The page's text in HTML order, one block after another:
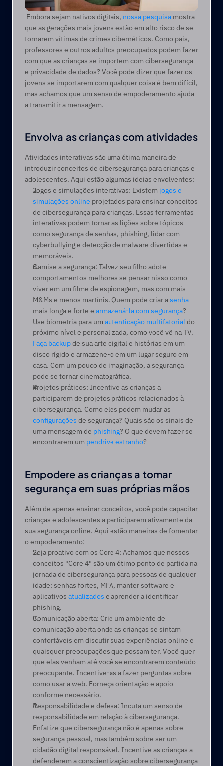
Embora sejam nativos digitais, nossa pesquisa mostra
que as gerações mais jovens estão em alto risco de se
tornarem vítimas de crimes cibernéticos. Como pais,
professores e outros adultos preocupados podem fazer
com que as crianças se importem com cibersegurança
e privacidade de dados? Você pode dizer que fazer os
jovens se importarem com qualquer coisa é bem difícil,
mas achamos que um senso de empoderamento ajuda
a transmitir a mensagem.
Envolva as crianças com atividades
Atividades interativas são uma ótima maneira de
introduzir conceitos de cibersegurança para crianças e
adolescentes. Aqui estão algumas ideias envolventes:
Jogos e simulações interativas: Existem jogos e
simulações online projetados para ensinar conceitos
de cibersegurança para crianças. Essas ferramentas
interativas podem tornar as lições sobre tópicos
como segurança de senhas, phishing, lidar com
cyberbullying e detecção de malware divertidas e
memoráveis.
Gamise a segurança: Talvez seu filho adote
comportamentos melhores se pensar nisso como
viver em um filme de espionagem, mas com mais
M&Ms e menos martínis. Quem pode criar a senha
mais longa e forte e armazená-la com segurança?
Use biometria para um autenticação multifatorial do
Faça backup de sua arte digital e histórias em um
disco rígido e armazene-o em um lugar seguro em
casa. Com um pouco de imaginação, a segurança
pode se tornar cinematográfica.
Projetos práticos: Incentive as crianças a
participarem de projetos práticos relacionados à
configurações de segurança? Quais são os sinais de
uma mensagem de phishing? O que devem fazer se
encontrarem um pendrive estranho?
Empodere as crianças a tomar
segurança em suas próprias mãos
Além de apenas ensinar conceitos, você pode capacitar
crianças e adolescentes a participarem ativamente da
sua segurança online. Aqui estão maneiras de fomentar
o empoderamento:
Seja proativo com os Core 4: Achamos que nossos
conceitos "Core 4" são um ótimo ponto de partida na
jornada de cibersegurança para pessoas de qualquer
idade: senhas fortes, MFA, manter software e
aplicativos atualizados e aprender a identificar
phishing.
Comunicação aberta: Crie um ambiente de
comunicação aberta onde as crianças se sintam
confortáveis em discutir suas experiências online e
quaisquer preocupações que possam ter. Você quer
que elas venham até você se encontrarem conteúdo
preocupante. Incentive-as a fazer perguntas sobre
como usar a web. Forneça orientação e apoio
conforme necessário.
Responsabilidade e defesa: Incuta um senso de
responsabilidade em relação à cibersegurança.
Enfatize que cibersegurança não é apenas sobre
segurança pessoal, mas também sobre ser um
cidadão digital responsável. Incentive as crianças a
defenderem a conscientização sobre cibersegurança